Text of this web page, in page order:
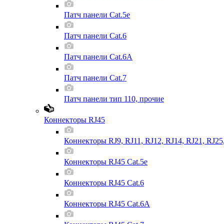
Патч панели Cat.5e
Патч панели Cat.6
Патч панели Cat.6A
Патч панели Cat.7
Патч панели тип 110, прочие
Коннекторы RJ45
Коннекторы RJ9, RJ11, RJ12, RJ14, RJ21,
Коннекторы RJ45 Cat.5e
Коннекторы RJ45 Cat.6
Коннекторы RJ45 Cat.6A